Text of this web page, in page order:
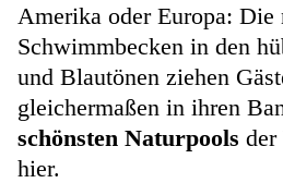
Amerika oder Europa: Die
Schwimmbecken in den
und Blautönen ziehen
gleichermaßen in ihren
schönsten Naturpools der
hier.